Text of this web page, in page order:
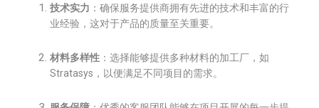
技术实力 ：确保服务提供商拥有先进的技术和丰富的行
业经验，这对于产品的质量至关重要。
材料多样性 ：选择能够提供多种材料的加工厂，如
Stratasys，以便满足不同项目的需求。